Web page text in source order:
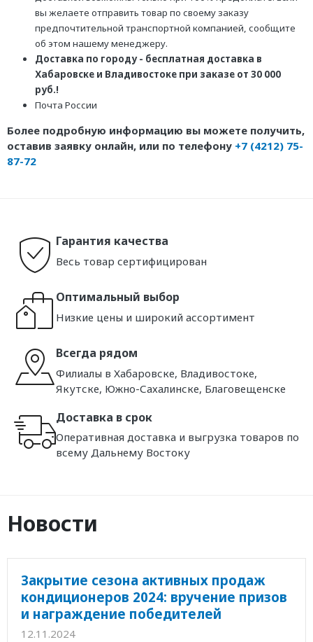
вы желаете отправить товар по своему заказу
предпочтительной транспортной компанией, сообщите
об этом нашему менеджеру.
Доставка по городу - бесплатная доставка в
Хабаровске и Владивостоке при заказе от 30 000
руб.!
Почта России
Более подробную информацию вы можете получить,
оставив заявку онлайн, или по телефону +7 (4212) 75-
87-72
Гарантия качества
Весь товар сертифицирован
Оптимальный выбор
Низкие цены и широкий ассортимент
Всегда рядом
Филиалы в Хабаровске, Владивостоке,
Якутске, Южно-Сахалинске, Благовещенске
Доставка в срок
Оперативная доставка и выгрузка товаров по
всему Дальнему Востоку
Новости
Закрытие сезона активных продаж
кондиционеров 2024: вручение призов
и награждение победителей
12.11.2024